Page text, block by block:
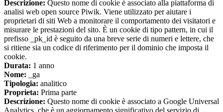
Descrizione: Questo nome di cookie è associato alla piattaforma di
analisi web open source Piwik. Viene utilizzato per aiutare i
proprietari di siti Web a monitorare il comportamento dei visitatori e
misurare le prestazioni del sito. È un cookie di tipo pattern, in cui il
prefisso _pk_id è seguito da una breve serie di numeri e lettere, che
si ritiene sia un codice di riferimento per il dominio che imposta il
cookie.
Durata: 1 anno
Nome: _ga
Tipologia: analitico
Proprieta: Prima parte
Descrizione: Questo nome di cookie è associato a Google Universal
Analytics, che è un aggiornamento significativo del servizio di